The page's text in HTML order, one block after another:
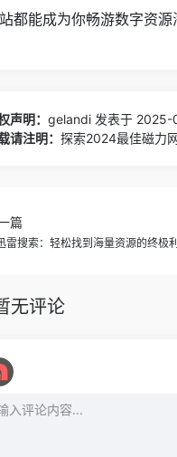
都能成为你畅游数字资源
声明： gelandi 发表于 2025-
请注明： 探索2024最佳磁力
篇
雷搜索：轻松找到海量资源的终极
无评论